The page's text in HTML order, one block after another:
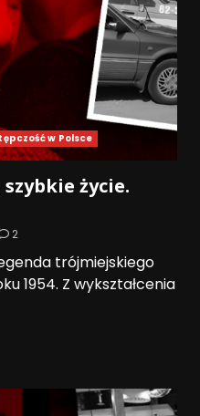
w Polsce
życie.
2
trójmiejskiego
1954. Z wykształcenia